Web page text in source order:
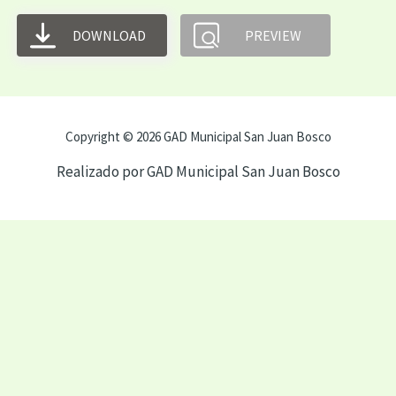
DOWNLOAD PREVIEW
Copyright © 2026 GAD Municipal San Juan Bosco
Realizado por GAD Municipal San Juan Bosco